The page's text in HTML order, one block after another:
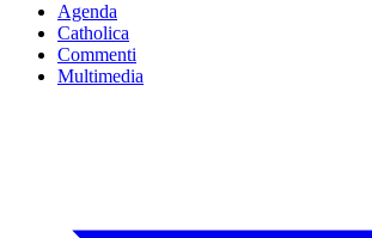
Agenda
Catholica
Commenti
Multimedia